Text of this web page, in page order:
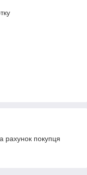
рахунок покупця